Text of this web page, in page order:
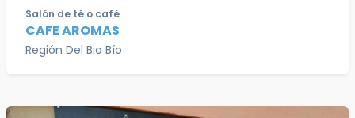
Salón de té o café
CAFE AROMAS
Región Del Bio Bío